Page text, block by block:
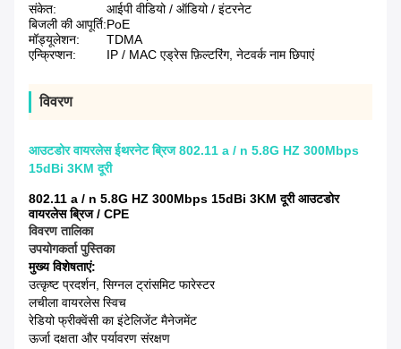
संकेत:
आईपी ​​वीडियो / ऑडियो / इंटरनेट
बिजली की आपूर्ति:PoE
मॉड्यूलेशन:
TDMA
एन्क्रिप्शन:
IP / MAC एड्रेस फ़िल्टरिंग, नेटवर्क नाम छिपाएं
विवरण
आउटडोर वायरलेस ईथरनेट ब्रिज 802.11 a / n 5.8G HZ 300Mbps
15dBi 3KM दूरी
802.11 a / n 5.8G HZ 300Mbps 15dBi 3KM दूरी आउटडोर
वायरलेस ब्रिज / CPE
विवरण तालिका
उपयोगकर्ता पुस्तिका
मुख्य विशेषताएं:
उत्कृष्ट प्रदर्शन, सिग्नल ट्रांसमिट फारेस्टर
लचीला वायरलेस स्विच
रेडियो फ्रीक्वेंसी का इंटेलिजेंट मैनेजमेंट
ऊर्जा दक्षता और पर्यावरण संरक्षण